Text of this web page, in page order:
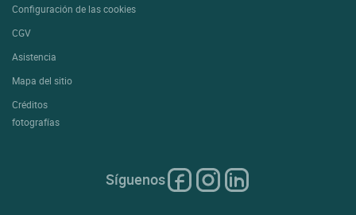
Configuración de las cookies
CGV
Asistencia
Mapa del sitio
Créditos
fotografías
Síguenos